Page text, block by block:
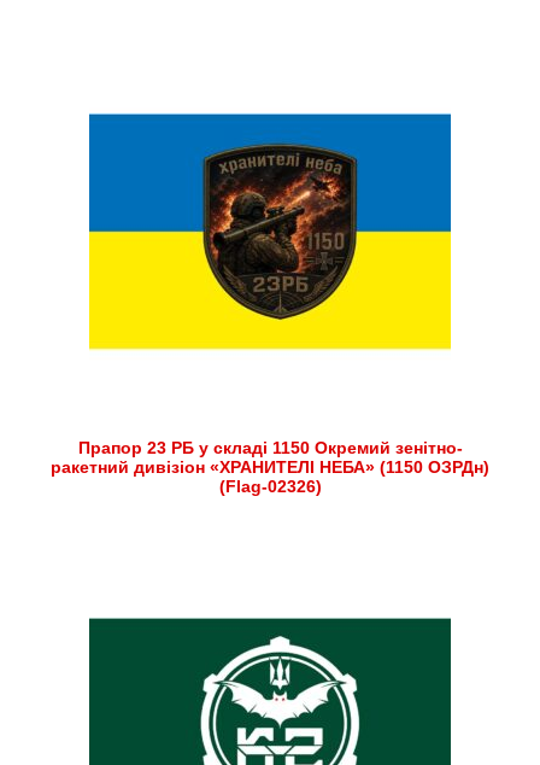
Прапор 23 РБ у складі 1150 Окремий зенітно-
ракетний дивізіон «ХРАНИТЕЛІ НЕБА» (1150 ОЗРДн)
(Flag-02326)